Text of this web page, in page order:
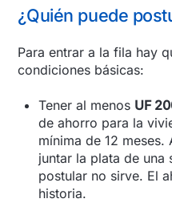
¿Quién puede
Para entrar a la fila hay
condiciones básicas:
Tener al menos UF
de ahorro para la
mínima de 12
juntar la plata de una
postular no sirve. El
historia.